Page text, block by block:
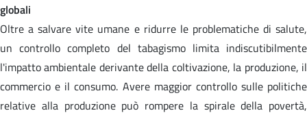
globali
Oltre a salvare vite umane e ridurre le problematiche di salute,
un controllo completo del tabagismo limita indiscutibilmente
l'impatto ambientale derivante della coltivazione, la produzione, il
commercio e il consumo. Avere maggior controllo sulle politiche
relative alla produzione può rompere la spirale della povertà,